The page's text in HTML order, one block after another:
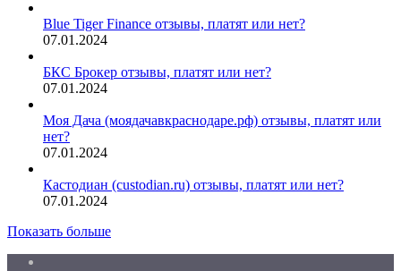
Blue Tiger Finance отзывы, платят или нет?
07.01.2024
БКС Брокер отзывы, платят или нет?
07.01.2024
Моя Дача (моядачавкраснодаре.рф) отзывы, платят или
нет?
07.01.2024
Кастодиан (custodian.ru) отзывы, платят или нет?
07.01.2024
Показать больше